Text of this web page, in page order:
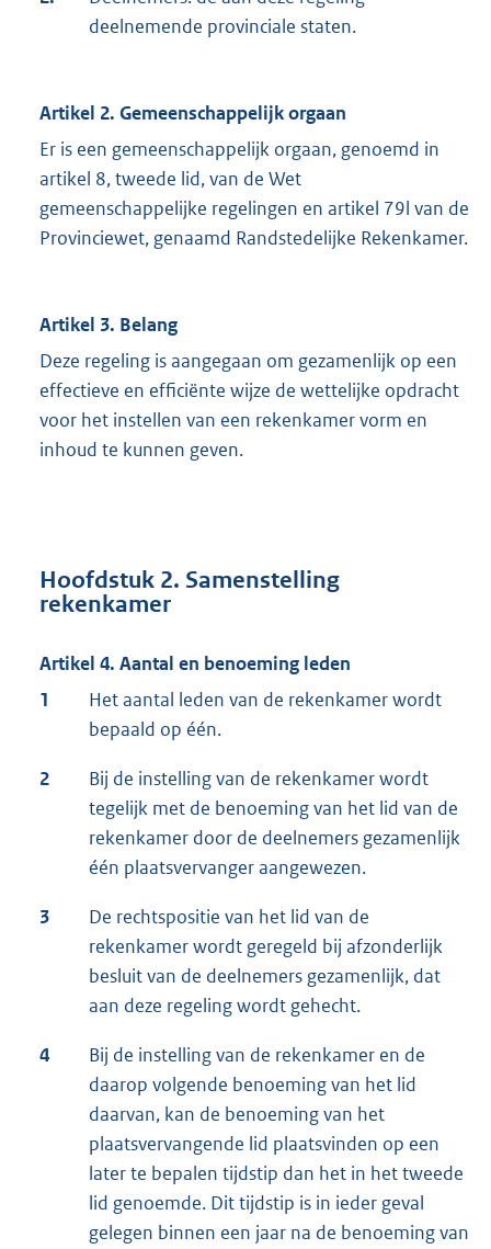
deelnemende provinciale staten.
Artikel 2. Gemeenschappelijk orgaan
Er is een gemeenschappelijk orgaan, genoemd in
artikel 8, tweede lid, van de Wet
gemeenschappelijke regelingen en artikel 79l van de
Provinciewet, genaamd Randstedelijke Rekenkamer.
Artikel 3. Belang
Deze regeling is aangegaan om gezamenlijk op een
effectieve en efficiënte wijze de wettelijke opdracht
voor het instellen van een rekenkamer vorm en
inhoud te kunnen geven.
Hoofdstuk 2. Samenstelling
rekenkamer
Artikel 4. Aantal en benoeming leden
1
Het aantal leden van de rekenkamer wordt
bepaald op één.
2
Bij de instelling van de rekenkamer wordt
tegelijk met de benoeming van het lid van de
rekenkamer door de deelnemers gezamenlijk
één plaatsvervanger aangewezen.
3
De rechtspositie van het lid van de
rekenkamer wordt geregeld bij afzonderlijk
besluit van de deelnemers gezamenlijk, dat
aan deze regeling wordt gehecht.
4
Bij de instelling van de rekenkamer en de
daarop volgende benoeming van het lid
daarvan, kan de benoeming van het
plaatsvervangende lid plaatsvinden op een
later te bepalen tijdstip dan het in het tweede
lid genoemde. Dit tijdstip is in ieder geval
gelegen binnen een jaar na de benoeming van